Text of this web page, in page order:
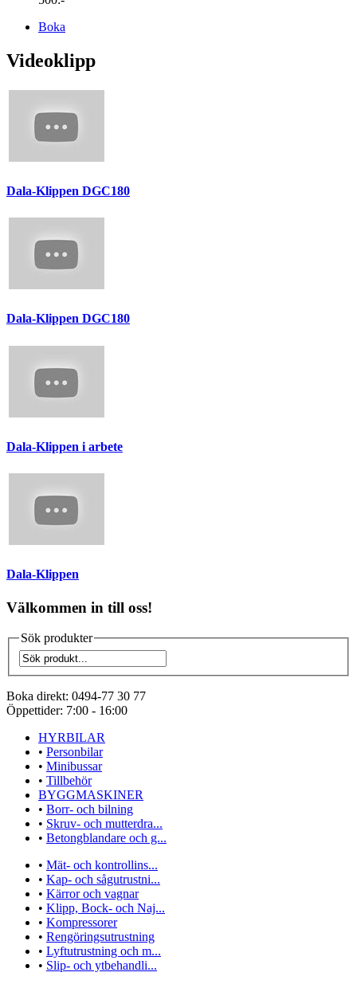
Boka
Videoklipp
Dala-Klippen DGC180
Dala-Klippen DGC180
Dala-Klippen i arbete
Dala-Klippen
Välkommen in till oss!
Sök produkter
Boka direkt: 0494-77 30 77
Öppettider: 7:00 - 16:00
HYRBILAR
• Personbilar
• Minibussar
• Tillbehör
BYGGMASKINER
• Borr- och bilning
• Skruv- och mutterdra...
• Betongblandare och g...
• Mät- och kontrollins...
• Kap- och sågutrustni...
• Kärror och vagnar
• Klipp, Bock- och Naj...
• Kompressorer
• Rengöringsutrustning
• Lyftutrustning och m...
• Slip- och ytbehandli...